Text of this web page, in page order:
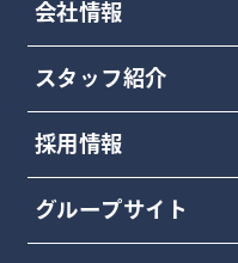
会社情報
スタッフ紹介
採用情報
グループサイト